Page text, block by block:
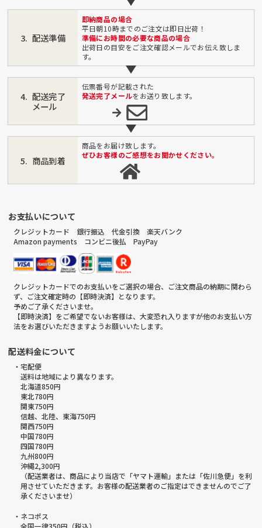
配送準備
即納商品の場合
平日朝10時までのご注文は即日出荷！
準備にお時間の必要な商品の場合
出荷日の目安をご注文確認メールでお伝え致しま
す。
配送完了
メール
伝票番号が記載された
発送完了メールをお送り致します。
商品到着
商品をお届け致します。
ぜひお客様のご感想をお聞かせください。
お支払いについて
クレジットカード 銀行振込 代金引換 楽天バンク
Amazon payments コンビニ後払 PayPay
クレジットカードでのお支払いをご選択の場合、ご注文商品の納期に関わら
ず、ご注文確定時の【即時決済】となります。
予めご了承くださいませ。
【即時決済】をご希望でないお客様は、大変恐れ入りますが他のお支払い方
法をお選びいただきますようお願いいたします。
配送料金について
・宅配便
送料は地域により異なります。
北海道850円
東北780円
関東750円
信越、北陸、東海750円
関西750円
中国780円
四国780円
九州800円
沖縄2,300円
（配送業者は、商品により当店で「ヤマト運輸」または「佐川急便」を利
用させていただきます。お客様の配送業者のご指定はできませんのでご了
承くださいませ）
・ネコポス
全国一律350円（税込）